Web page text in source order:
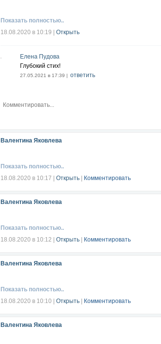
Показать полностью..
18.08.2020 в 10:19
Открыть
Елена Пудова
Глубокий стих!
27.05.2021 в 17:39 | ответить
Валентина Яковлева
Показать полностью..
18.08.2020 в 10:17
Открыть Комментировать
Валентина Яковлева
Показать полностью..
18.08.2020 в 10:12
Открыть Комментировать
Валентина Яковлева
Показать полностью..
18.08.2020 в 10:10
Открыть Комментировать
Валентина Яковлева